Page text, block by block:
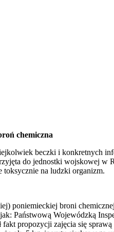
chemiczna
beczki i konkretnych
do jednostki wojskowej w
toksycznie na ludzki organizm.
poniemieckiej broni
Państwową Wojewódzką
propozycji zajęcia się